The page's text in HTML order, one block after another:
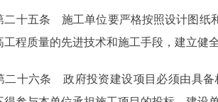
五条 施工单位要严格按照设计图纸和
工程质量的先进技术和施工手段，建立健
六条 政府投资建设项目必须由具备相